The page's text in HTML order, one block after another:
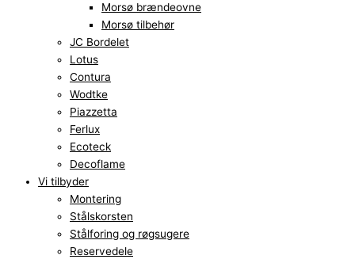
Morsø brændeovne
Morsø tilbehør
JC Bordelet
Lotus
Contura
Wodtke
Piazzetta
Ferlux
Ecoteck
Decoflame
Vi tilbyder
Montering
Stålskorsten
Stålforing og røgsugere
Reservedele